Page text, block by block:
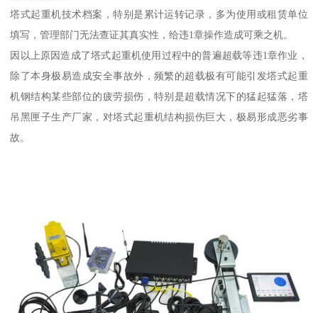
塔式起重机技术档案，特别是累计运转记录，多为使用或租赁单位
填写，管理部门无法查证其真实性，给违1章操作造成可乘之机。
因以上原因造成了塔式起重机使用过程中的普遍超载等违1章作业，
除了本身极易造成安全事故外，频繁的超载极有可能引发塔式起重
机钢结构某些部位的疲劳损伤，特别是超载情况下的猛起猛落，塔
吊黑匣子生产厂家，对塔式起重机结构损伤巨大，极易形成恶劣事
故。